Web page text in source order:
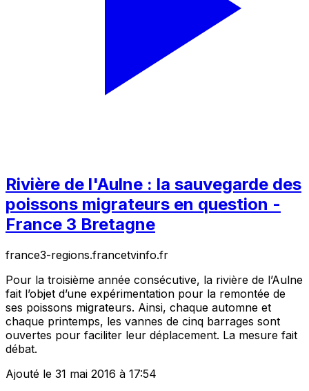
Rivière de l'Aulne : la sauvegarde des
poissons migrateurs en question -
France 3 Bretagne
france3-regions.francetvinfo.fr
Pour la troisième année consécutive, la rivière de l’Aulne
fait l’objet d’une expérimentation pour la remontée de
ses poissons migrateurs. Ainsi, chaque automne et
chaque printemps, les vannes de cinq barrages sont
ouvertes pour faciliter leur déplacement. La mesure fait
débat.
Ajouté le 31 mai 2016 à 17:54